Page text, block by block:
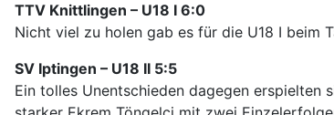
TTV Knittlingen – U18 I 6:0
Nicht viel zu holen gab es für die U18 I beim
SV Iptingen – U18 II 5:5
Ein tolles Unentschieden dagegen erspielten